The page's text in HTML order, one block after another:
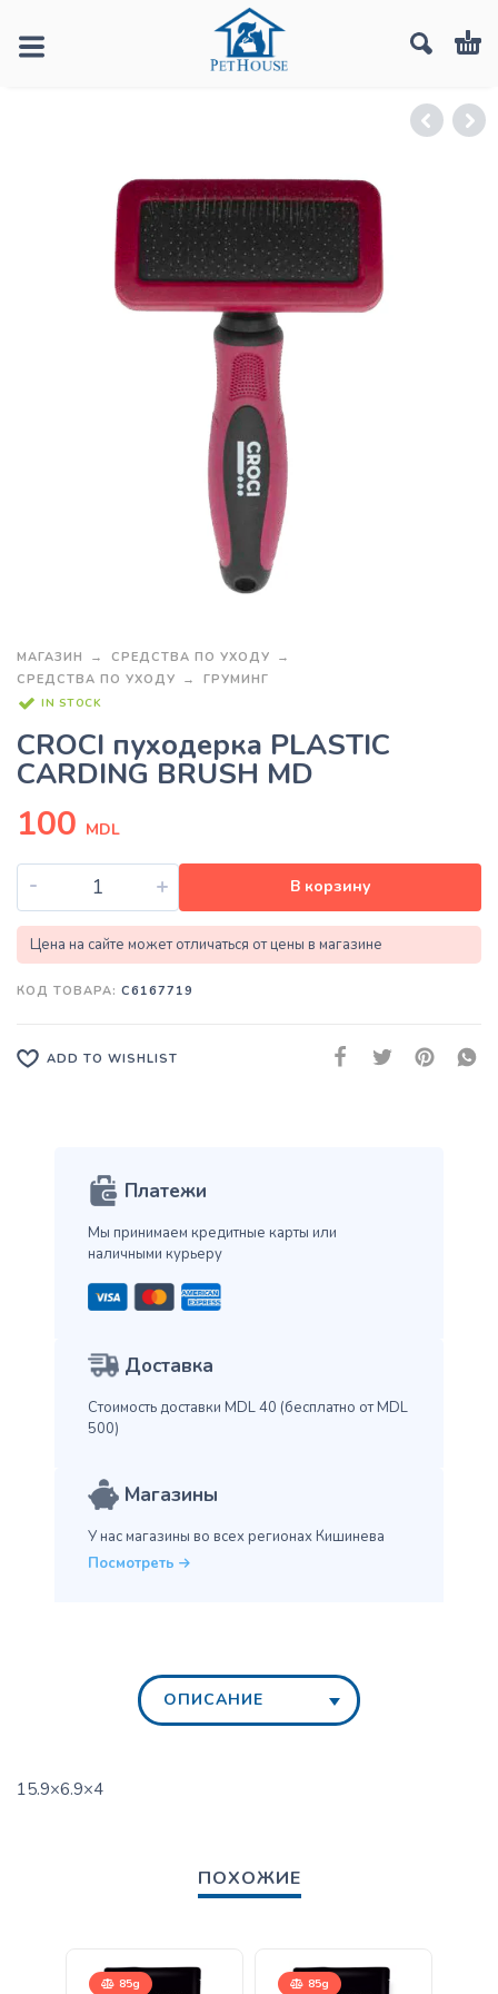
МАГАЗИН
СРЕДСТВА ПО УХОДУ
СРЕДСТВА ПО УХОДУ
ГРУМИНГ
IN STOCK
CROCI пуходерка PLASTIC
CARDING BRUSH MD
100 MDL
- + В корзину
Цена на сайте может отличаться от цены в магазине
КОД ТОВАРА: C6167719
ADD TO WISHLIST
Платежи
Мы принимаем кредитные карты или
наличными курьеру
Доставка
Стоимость доставки MDL 40 (бесплатно от MDL
500)
Магазины
У нас магазины во всех регионах Кишинева
Посмотреть
ОПИСАНИЕ
15.9×6.9×4
ПОХОЖИЕ
85g 85g